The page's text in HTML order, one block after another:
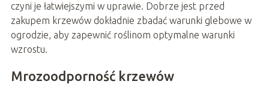
czyni je łatwiejszymi w uprawie. Dobrze jest przed
zakupem krzewów dokładnie zbadać warunki glebowe w
ogrodzie, aby zapewnić roślinom optymalne warunki
wzrostu.
Mrozoodporność krzewów